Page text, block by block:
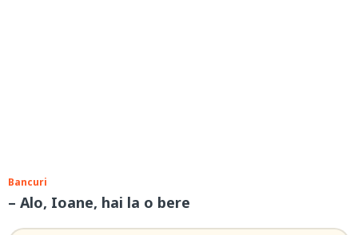
Bancuri
– Alo, Ioane, hai la o bere